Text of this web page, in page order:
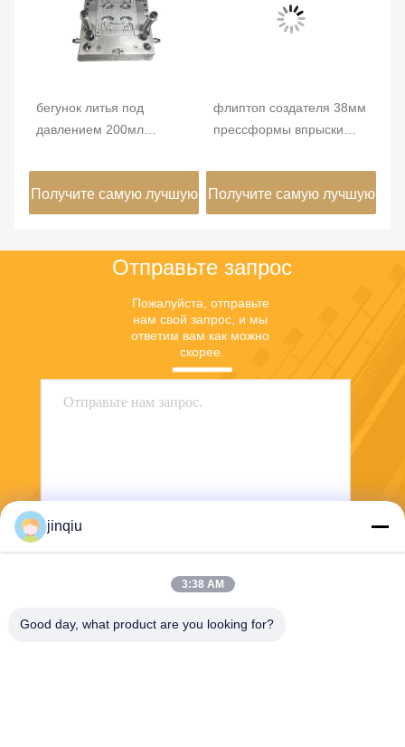
бегунок литья под
давлением 200мл
давлением стальной СТП
Получите самую лучшую
флиптоп создателя 38мм
прессформы впрыски
бутылки
Получите самую лучшую
Отправьте запрос
Пожалуйста, отправьте
нам свой запрос, и мы
ответим вам как можно
скорее.
jinqiu
3:38 AM
Good day, what product are you looking for?